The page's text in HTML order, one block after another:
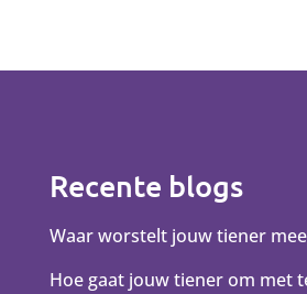
Recente blogs
Waar worstelt jouw tiener
Hoe gaat jouw tiener om met